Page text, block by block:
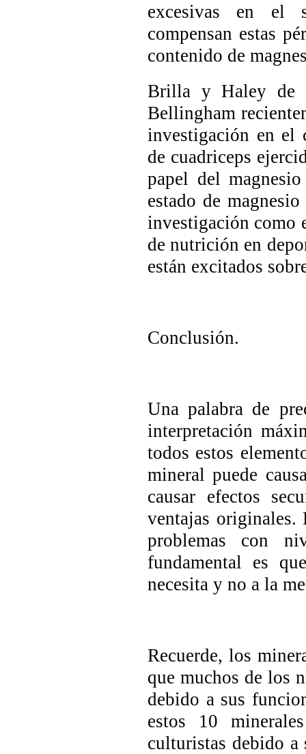
excesivas en el
compensan estas
contenido de
Brilla y Haley de
Bellingham
investigación en el
de cuadriceps
papel del
estado de
investigación como
de nutrición en
están excitados
Conclusión.
Una palabra de
interpretación
todos estos
mineral puede
causar efectos
ventajas originales.
problemas con
fundamental es
necesita y no a la
Recuerde, los
que muchos de los
debido a sus
estos 10
culturistas debido a